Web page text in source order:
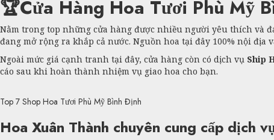
🏆Cửa Hàng Hoa Tươi Phù Mỹ
Nằm trong top những cửa hàng được nhiều người yêu thích và
đang mở rộng ra khắp cả nước. Nguồn hoa tại đây 100% nội
Ngoài mức giá cạnh tranh tại đây, cửa hàng còn có dịch vụ Ship
cáo sau khi hoàn thành nhiệm vụ giao hoa cho bạn.
Top 7 Shop Hoa Tươi Phù Mỹ Bình Định
Hoa Xuân Thành chuyên cung cấp dịch